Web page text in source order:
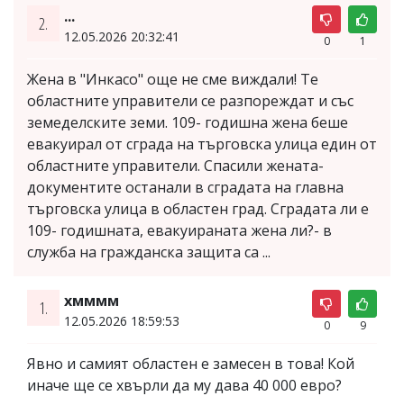
2. ...
12.05.2026 20:32:41 0 1
Жена в "Инкасо" още не сме виждали! Те
областните управители се разпореждат и със
земеделските земи. 109- годишна жена беше
евакуирал от сграда на търговска улица един от
областните управители. Спасили жената-
документите останали в сградата на главна
търговска улица в областен град. Сградата ли е
109- годишната, евакуираната жена ли?- в
служба на гражданска защита са ...
1. хмммм
12.05.2026 18:59:53 0 9
Явно и самият областен е замесен в това! Кой
иначе ще се хвърли да му дава 40 000 евро?